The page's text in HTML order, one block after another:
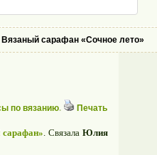
Вязаный сарафан «Сочное лето»
по вязанию. Печать
сарафан». Связала Юлия